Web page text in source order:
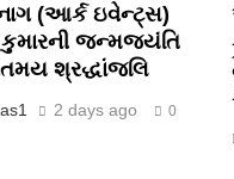
નાગ (આર્ક ઇવેન્ટ્સ)
કુમારની જન્મજયંતિ
શ્રદ્ધાંજલિ
2 days ago 0